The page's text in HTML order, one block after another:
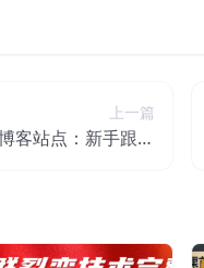
上一篇
客站点：新手跟着